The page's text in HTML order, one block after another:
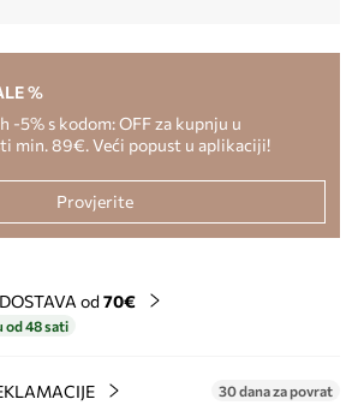
%
-5% s kodom: OFF za kupnju u
min. 89€. Veći popust u aplikaciji!
Provjerite
od 70€
od 48 sati
30 dana za povrat